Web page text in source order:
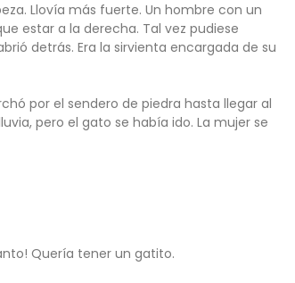
Llovía más fuerte. Un hombre con un
estar a la derecha. Tal vez pudiese
detrás. Era la sirvienta encargada de su
por el sendero de piedra hasta llegar al
pero el gato se había ido. La mujer se
Quería tener un gatito.